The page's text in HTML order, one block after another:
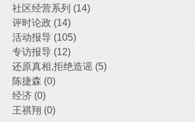
社区经营系列 (14)
评时论政 (14)
活动报导 (105)
专访报导 (12)
还原真相,拒绝造谣 (5)
陈捷森 (0)
经济 (0)
王祺翔 (0)